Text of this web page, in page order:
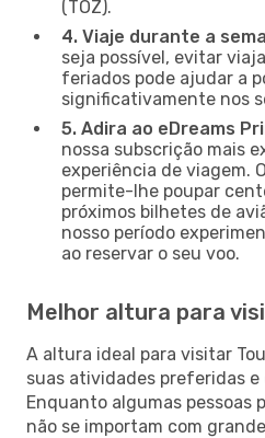
(TOZ).
4. Viaje durante a
seja possível, evitar
feriados pode ajudar a
significativamente nos
5. Adira ao eDreams
nossa subscrição mais
experiência de viagem.
permite-lhe poupar
próximos bilhetes de
nosso período
ao reservar o seu voo.
Melhor altura para
A altura ideal para visitar
suas atividades preferidas e
Enquanto algumas pessoas
não se importam com